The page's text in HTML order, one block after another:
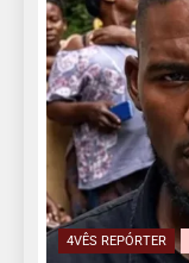
4VÊS REPÓRTER